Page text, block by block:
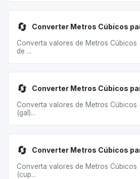
🔄
Converta valores de Metros Cúbicos
de ...
🔄 Converter Metros Cúbicos
Converta valores de Metros Cúbicos
(gal)...
🔄 Converter Metros Cúbicos
Converta valores de Metros Cúbicos
(cup...